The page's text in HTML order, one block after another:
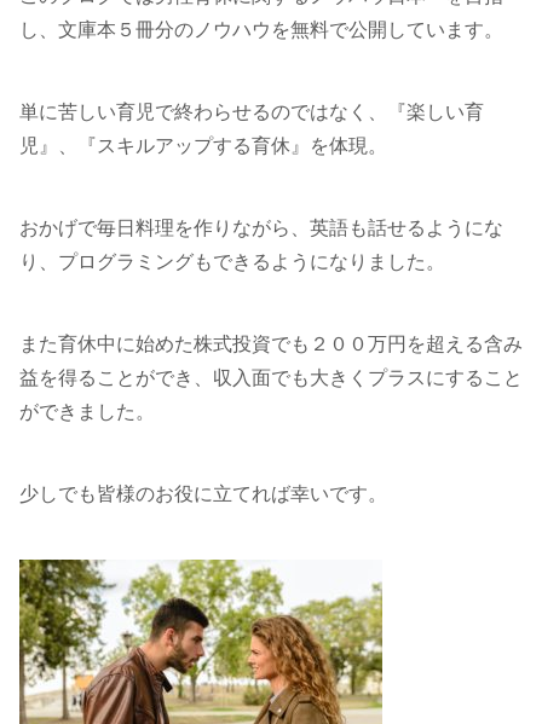
し、文庫本５冊分のノウハウを無料で公開しています。
単に苦しい育児で終わらせるのではなく、『楽しい育
児』、『スキルアップする育休』を体現。
おかげで毎日料理を作りながら、英語も話せるようにな
り、プログラミングもできるようになりました。
また育休中に始めた株式投資でも２００万円を超える含み
益を得ることができ、収入面でも大きくプラスにすること
ができました。
少しでも皆様のお役に立てれば幸いです。